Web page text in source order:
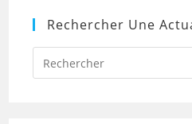
Rechercher Une